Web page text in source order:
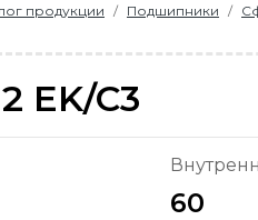
продукции Подшипники
EK/C3
60